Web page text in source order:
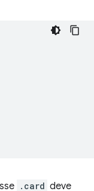
.card deve